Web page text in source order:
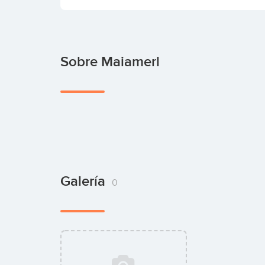
Sobre Maiamerl
Galería 0